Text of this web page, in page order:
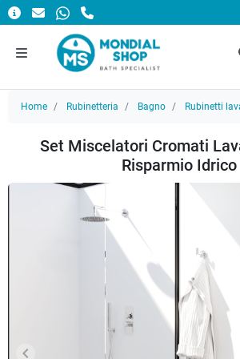
Home Rubinetteria Bagno Rubinetti
Set Miscelatori Cromati
Risparmio Idrico
keyboard_arrow_left